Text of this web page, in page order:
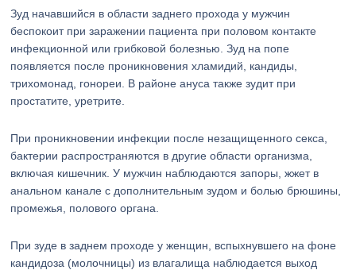
Зуд начавшийся в области заднего прохода у мужчин
беспокоит при заражении пациента при половом контакте
инфекционной или грибковой болезнью. Зуд на попе
появляется после проникновения хламидий, кандиды,
трихомонад, гонореи. В районе ануса также зудит при
простатите, уретрите.
При проникновении инфекции после незащищенного секса,
бактерии распространяются в другие области организма,
включая кишечник. У мужчин наблюдаются запоры, жжет в
анальном канале с дополнительным зудом и болью брюшины,
промежья, полового органа.
При зуде в заднем проходе у женщин, вспыхнувшего на фоне
кандидоза (молочницы) из влагалища наблюдается выход